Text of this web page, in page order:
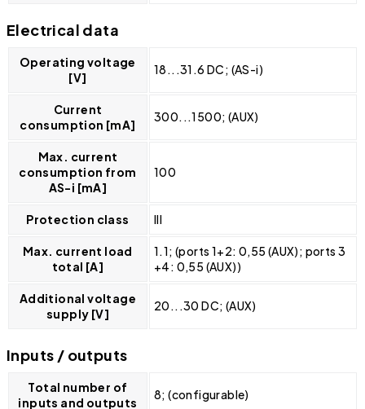
Electrical data
Operating voltage
[V]
18...31.6 DC; (AS-i)
Current
consumption [mA]
300...1500; (AUX)
Max. current
consumption from
AS-i [mA]
100
Protection class III
Max. current load
total [A]
1.1; (ports 1+2: 0,55 (AUX); ports 3
+4: 0,55 (AUX))
Additional voltage
supply [V]
20...30 DC; (AUX)
Inputs / outputs
Total number of
inputs and outputs
8; (configurable)